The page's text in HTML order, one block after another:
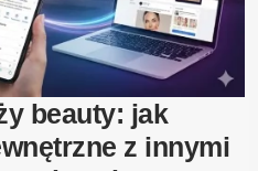
do
promocji
marki
beauty: jak
z innymi